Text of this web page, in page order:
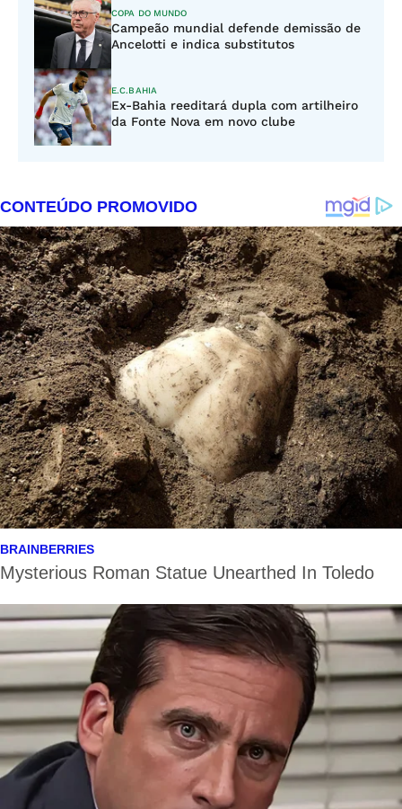
COPA DO MUNDO
Campeão mundial defende demissão de
Ancelotti e indica substitutos
E.C.BAHIA
Ex-Bahia reeditará dupla com artilheiro
da Fonte Nova em novo clube